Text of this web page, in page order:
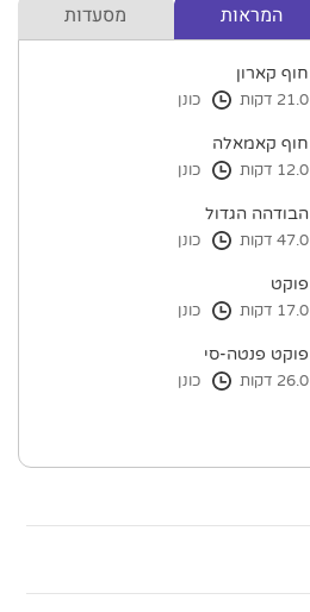
המראות מסעדות
חוף קארון
21.0 דקות כונן
חוף קאמאלה
12.0 דקות כונן
הבודהה הגדול
47.0 דקות כונן
פוקט
17.0 דקות כונן
פוקט פנטה-סי
26.0 דקות כונן